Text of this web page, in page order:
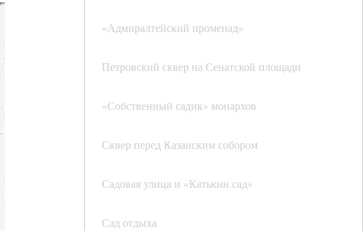
«Адмиралтейский променад»
Петровский сквер на Сенатской площади
«Собственный садик» монархов
Сквер перед Казанским собором
Садовая улица и «Катькин сад»
Сад отдыха